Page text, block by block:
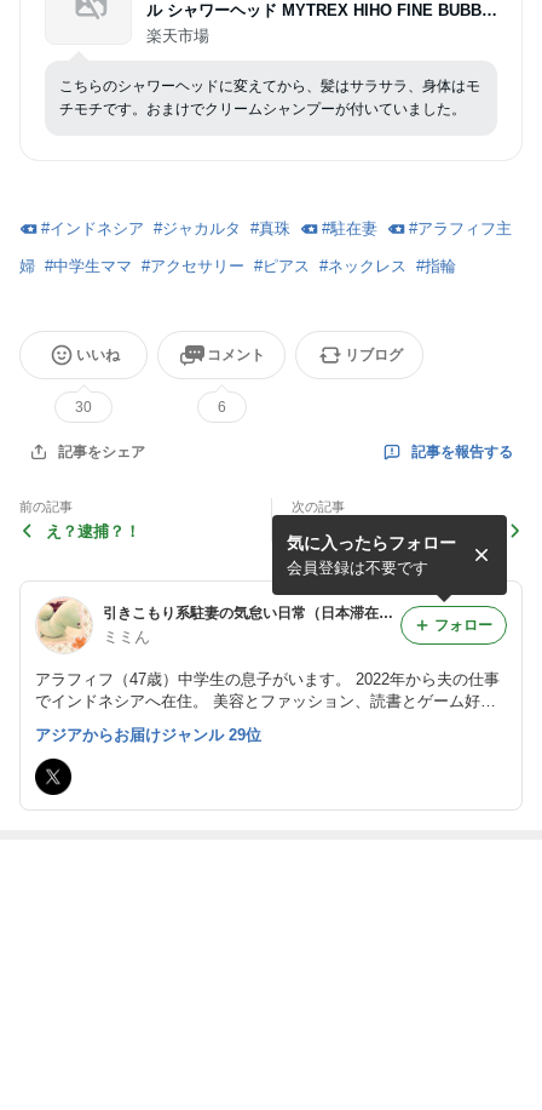
ル シャワーヘッド MYTREX HIHO FINE BUBBL
E+ マイクロバブル 温 ミスト マイトレックス 美
保湿 頭皮 毛穴 汚れ 除去 洗浄力
楽天市場
こちらのシャワーヘッドに変えてから、髪はサラサラ、身体はモ
チモチです。おまけでクリームシャンプーが付いていました。
#インドネシア #ジャカルタ #真珠 #駐在妻 #アラフィフ主
婦 #中学生ママ #アクセサリー #ピアス #ネックレス #指輪
いいね
30
コメント
6
リブログ
記事をシェア 記事を報告する
前の記事
え？逮捕？！
次の記事
【ミニチュアフード】マカロ
ンに苦戦した洋菓子店です
引きこもり系駐妻の気怠い日常（日本滞在中→次はインド赴任）
ミミん
アラフィフ（47歳）中学生の息子がいます。 2022年から夫の仕事
でインドネシアへ在住。 美容とファッション、読書とゲーム好
き。 双極性障害と好酸球菌性副鼻腔炎という難病を抱えていま
す。2024年に乳がんが分かり、部分切除。放射線治療は終わり、
現在はホルモン療法中。
気に入ったらフォロー
会員登録は不要です
フォロー
アジアからお届けジャンル 29位